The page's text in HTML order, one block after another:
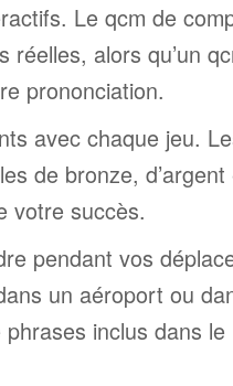
Le qcm de
réelles, alors qu’un
prononciation.
avec chaque jeu.
de bronze,
votre succès.
pendant vos
un aéroport ou
phrases inclus dans